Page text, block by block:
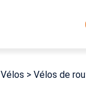
Vélos > Vélos de